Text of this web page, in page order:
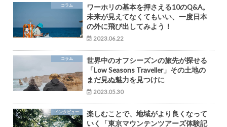
コラム
ワーホリの基本を押さえる10のQ&A。
未来が見えてなくてもいい、一度日本
の外に飛び出してみよう！
2023.06.22
コラム
世界中のオフシーズンの旅先が探せる
「Low Seasons Traveller」その土地の
まだ見ぬ魅力を見つけに
2023.05.30
インタビュー
楽しむことで、地域がより良くなって
いく「東京マウンテンツアーズ体験記